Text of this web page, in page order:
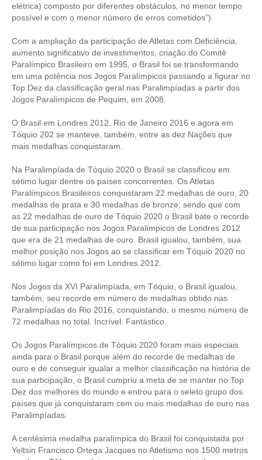
PALAVRA DO MURILO
CONTEÚDO ESPECIAL
JORNAL DO ENGENHEIRO
AGENDA
SEESP NOTÍCIAS
NOTÍCIAS NO WHATSAPP
PUBLICAÇÕES
PUBLICIDADE
MANUAL DE REDAÇÃO
CONTATO
CADASTRO
ASSOCIE-SE
ATUALIZAÇÃO CADASTRAL
NÚCLEO JOVEM
elétrica) composto por diferentes obstáculos, no menor tempo
possível e com o menor número de erros cometidos”).
Com a ampliação da participação de Atletas com Deficiência,
aumento significativo de investimentos, criação do Comitê
Paralímpico Brasileiro em 1995, o Brasil foi se transformando
em uma potência nos Jogos Paralímpicos passando a figurar no
Top Dez da classificação geral nas Paralimpíadas a partir dos
Jogos Paralímpicos de Pequim, em 2008.
O Brasil em Londres 2012, Rio de Janeiro 2016 e agora em
Tóquio 202 se manteve, também, entre as dez Nações que
mais medalhas conquistaram.
Na Paralimpíada de Tóquio 2020 o Brasil se classificou em
sétimo lugar dentre os países concorrentes. Os Atletas
Paralímpicos Brasileiros conquistaram 22 medalhas de ouro, 20
medalhas de prata e 30 medalhas de bronze; sendo que com
as 22 medalhas de ouro de Tóquio 2020 o Brasil bate o recorde
de sua participação nos Jogos Paralímpicos de Londres 2012
que era de 21 medalhas de ouro. Brasil igualou, também, sua
melhor posição nos Jogos ao se classificar em Tóquio 2020 no
sétimo lugar como foi em Londres 2012.
Nos Jogos da XVI Paralimpíada, em Tóquio, o Brasil igualou,
também, seu recorde em número de medalhas obtido nas
Paralimpíadas do Rio 2016, conquistando, o mesmo número de
72 medalhas no total. Incrível. Fantástico.
Os Jogos Paralímpicos de Tóquio 2020 foram mais especiais
ainda para o Brasil porque além do recorde de medalhas de
ouro e de conseguir igualar a melhor classificação na história de
sua participação, o Brasil cumpriu a meta de se manter no Top
Dez dos melhores do mundo e entrou para o seleto grupo dos
países que já conquistaram cem ou mais medalhas de ouro nas
Paralimpíadas.
A centésima medalha paralímpica do Brasil foi conquistada por
Yeltsin Francisco Ortega Jacques no Atletismo nos 1500 metros